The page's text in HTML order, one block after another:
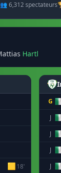
👥 6,312 spectateurs
Hartl
🟨18'
G
J
J
J
J